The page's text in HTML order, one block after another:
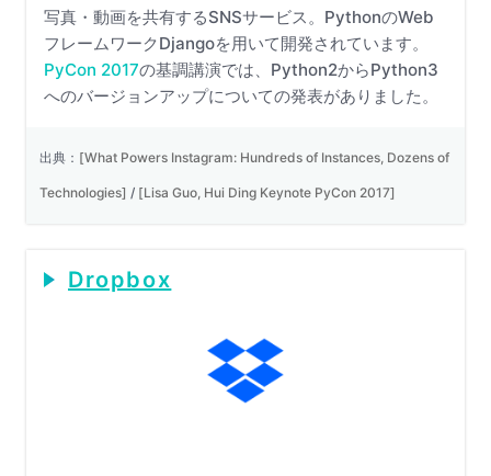
写真・動画を共有するSNSサービス。PythonのWeb
フレームワークDjangoを用いて開発されています。
PyCon 2017の基調講演では、Python2からPython3
へのバージョンアップについての発表がありました。
出典： [What Powers Instagram: Hundreds of Instances, Dozens of
Technologies] / [Lisa Guo, Hui Ding Keynote PyCon 2017]
Dropbox